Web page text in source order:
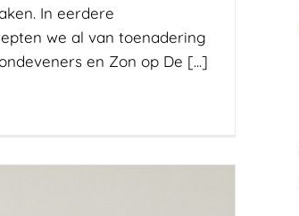
In eerdere
we al van toenadering
en Zon op De [...]